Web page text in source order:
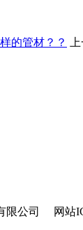
的管材？？
限公司 网站